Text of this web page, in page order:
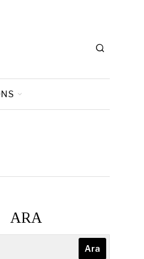
ARA
Ara